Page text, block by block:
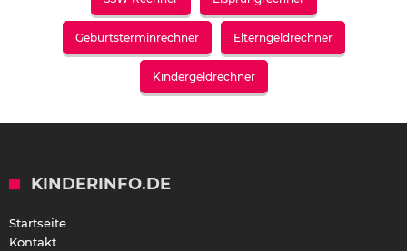
Geburtsterminrechner Elterngeldrechner
Kindergeldrechner
KINDERINFO.DE
Startseite
Kontakt